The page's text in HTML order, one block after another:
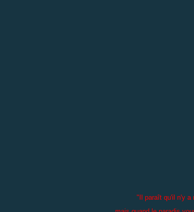
"Il paraît qu'il n'y a